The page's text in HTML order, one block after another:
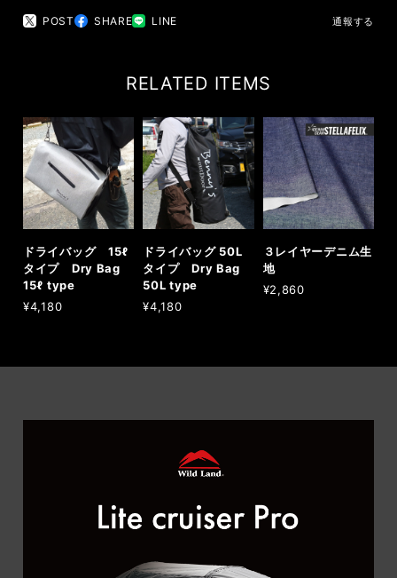
POST SHARE LINE 通報する
RELATED ITEMS
ドライバッグ 15ℓ
タイプ Dry Bag
15ℓ type
¥4,180
ドライバッグ 50L
タイプ Dry Bag
50L type
¥4,180
３レイヤーデニム生
地
¥2,860